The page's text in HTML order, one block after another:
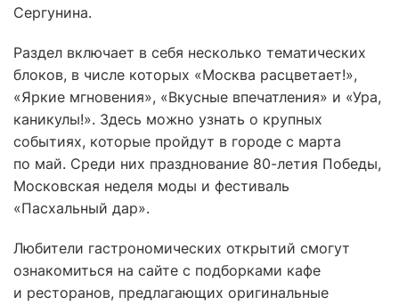
Сергунина.
Раздел включает в себя несколько тематических
блоков, в числе которых «Москва расцветает!»,
«Яркие мгновения», «Вкусные впечатления» и «Ура,
каникулы!». Здесь можно узнать о крупных
событиях, которые пройдут в городе с марта
по май. Среди них празднование 80-летия Победы,
Московская неделя моды и фестиваль
«Пасхальный дар».
Любители гастрономических открытий смогут
ознакомиться на сайте с подборками кафе
и ресторанов, предлагающих оригинальные